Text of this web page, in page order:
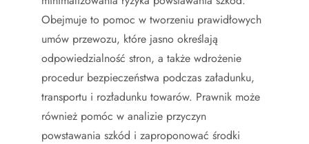
Obejmuje to pomoc w tworzeniu prawidłowych
umów przewozu, które jasno określają
odpowiedzialność stron, a także wdrożenie
procedur bezpieczeństwa podczas załadunku,
transportu i rozładunku towarów. Prawnik może
również pomóc w analizie przyczyn
powstawania szkód i zaproponować środki